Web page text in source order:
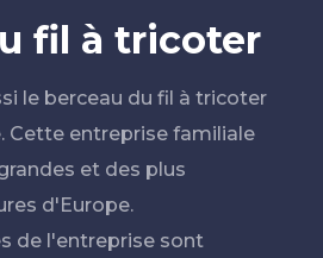
fil à tricoter
le berceau du fil à tricoter
Cette entreprise familiale
et des plus
d'Europe.
de l'entreprise sont